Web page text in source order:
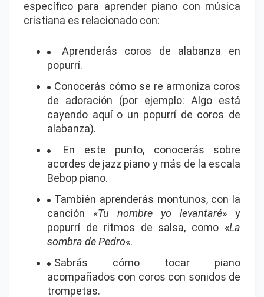
específico para aprender piano con música
cristiana es relacionado con:
Aprenderás coros de alabanza en
popurrí.
Conocerás cómo se re armoniza coros
de adoración (por ejemplo: Algo está
cayendo aquí o un popurrí de coros de
alabanza).
En este punto, conocerás sobre
acordes de jazz piano y más de la escala
Bebop piano.
También aprenderás montunos, con la
canción «Tu nombre yo levantaré» y
popurrí de ritmos de salsa, como «La
sombra de Pedro«.
Sabrás cómo tocar piano
acompañados con coros con sonidos de
trompetas.